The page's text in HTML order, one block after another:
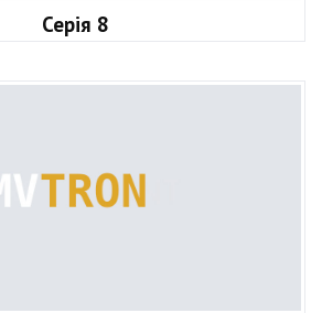
Серія 8